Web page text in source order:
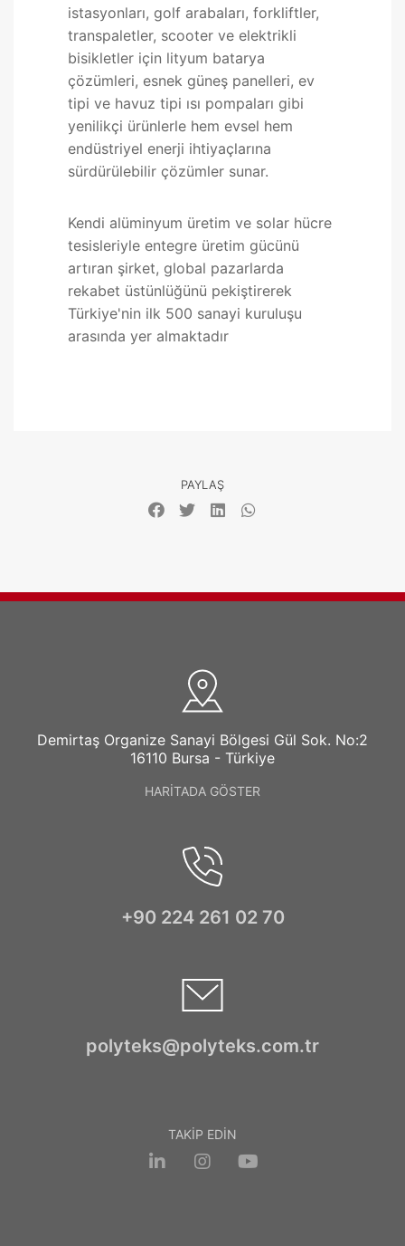
istasyonları, golf arabaları, forkliftler,
transpaletler, scooter ve elektrikli
bisikletler için lityum batarya
çözümleri, esnek güneş panelleri, ev
tipi ve havuz tipi ısı pompaları gibi
yenilikçi ürünlerle hem evsel hem
endüstriyel enerji ihtiyaçlarına
sürdürülebilir çözümler sunar.
Kendi alüminyum üretim ve solar hücre
tesisleriyle entegre üretim gücünü
artıran şirket, global pazarlarda
rekabet üstünlüğünü pekiştirerek
Türkiye'nin ilk 500 sanayi kuruluşu
arasında yer almaktadır
PAYLAŞ
Demirtaş Organize Sanayi Bölgesi Gül Sok. No:2
16110 Bursa - Türkiye
HARİTADA GÖSTER
+90 224 261 02 70
polyteks@polyteks.com.tr
TAKİP EDİN